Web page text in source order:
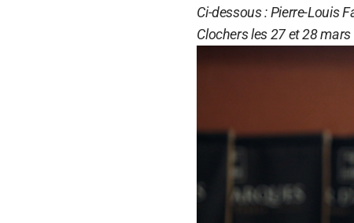
Ci-dessous : Pierre-Louis
Clochers les 27 et 28 mars